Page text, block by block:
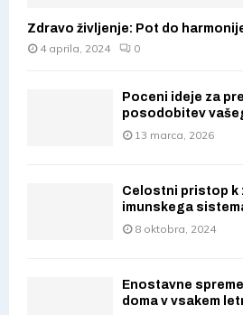
Zdravo življenje: Pot do
4 aprila, 2024
0
Poceni ideje za
posodobitev
13 marca, 2026
Celostni pristop k
imunskega
8 oktobra, 2024
Enostavne
doma v vsakem